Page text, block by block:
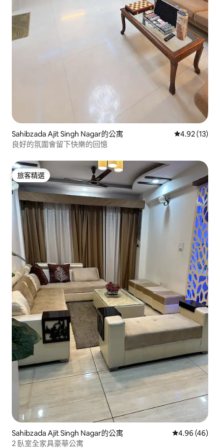
Sahibzada Ajit Singh Nagar的公寓 從 13 則評價
4.92 (13)
良好的氛圍會留下快樂的回憶
旅客精選
旅客精選
Sahibzada Ajit Singh Nagar的公寓 從 46 則評價
4.96 (46)
2 臥室全家具豪華公寓